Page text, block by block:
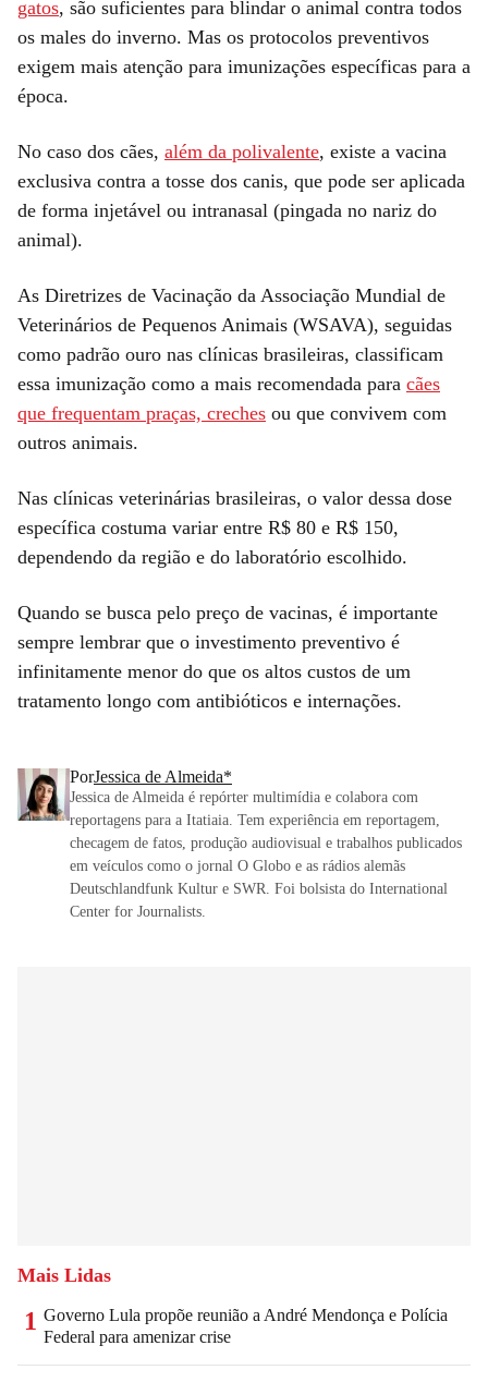
gatos, são suficientes para blindar o animal contra todos
os males do inverno. Mas os protocolos preventivos
exigem mais atenção para imunizações específicas para a
época.
No caso dos cães, além da polivalente, existe a vacina
exclusiva contra a tosse dos canis, que pode ser aplicada
de forma injetável ou intranasal (pingada no nariz do
animal).
As Diretrizes de Vacinação da Associação Mundial de
Veterinários de Pequenos Animais (WSAVA), seguidas
como padrão ouro nas clínicas brasileiras, classificam
essa imunização como a mais recomendada para cães
que frequentam praças, creches ou que convivem com
outros animais.
Nas clínicas veterinárias brasileiras, o valor dessa dose
específica costuma variar entre R$ 80 e R$ 150,
dependendo da região e do laboratório escolhido.
Quando se busca pelo preço de vacinas, é importante
sempre lembrar que o investimento preventivo é
infinitamente menor do que os altos custos de um
tratamento longo com antibióticos e internações.
PorJessica de Almeida*
Jessica de Almeida é repórter multimídia e colabora com
reportagens para a Itatiaia. Tem experiência em reportagem,
checagem de fatos, produção audiovisual e trabalhos publicados
em veículos como o jornal O Globo e as rádios alemãs
Deutschlandfunk Kultur e SWR. Foi bolsista do International
Center for Journalists.
Mais Lidas
1 Governo Lula propõe reunião a André Mendonça e Polícia
Federal para amenizar crise